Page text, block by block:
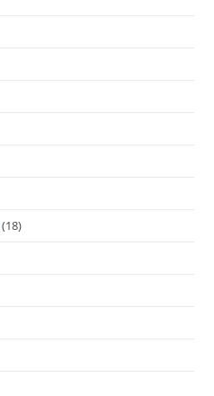
(18)